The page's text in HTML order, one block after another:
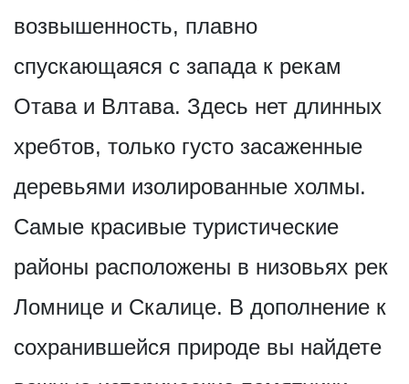
возвышенность, плавно
спускающаяся с запада к рекам
Отава и Влтава. Здесь нет длинных
хребтов, только густо засаженные
деревьями изолированные холмы.
Самые красивые туристические
районы расположены в низовьях рек
Ломнице и Скалице. В дополнение к
сохранившейся природе вы найдете